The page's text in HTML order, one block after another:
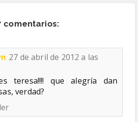
comentarios:
27 de abril de 2012 a las
teresa!!!! que alegría dan
verdad?